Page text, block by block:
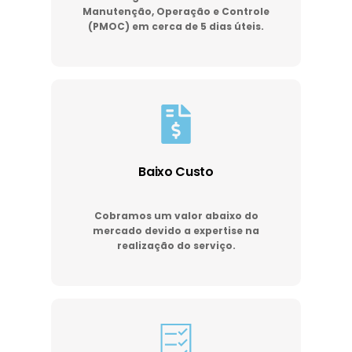
Manutenção, Operação e Controle
(PMOC) em cerca de 5 dias úteis.
Baixo Custo
Cobramos um valor abaixo do
mercado devido a expertise na
realização do serviço.